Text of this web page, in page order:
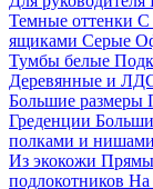
Темные оттенки С
ящиками Серые
Тумбы белые
Деревянные и
Большие размеры
Греденции
полками и нишами
Из экокожи
подлокотников На